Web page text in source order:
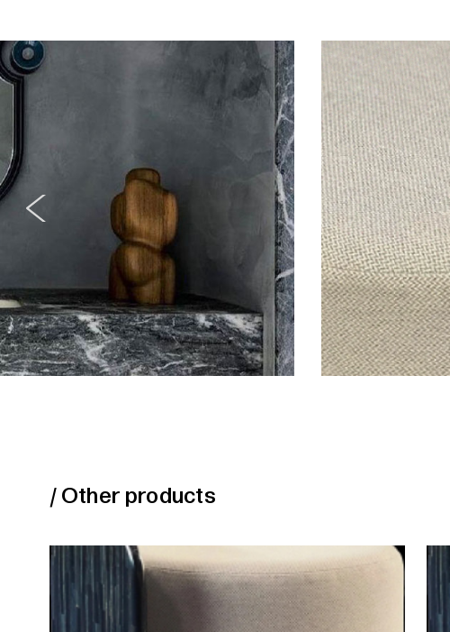
/ Other products